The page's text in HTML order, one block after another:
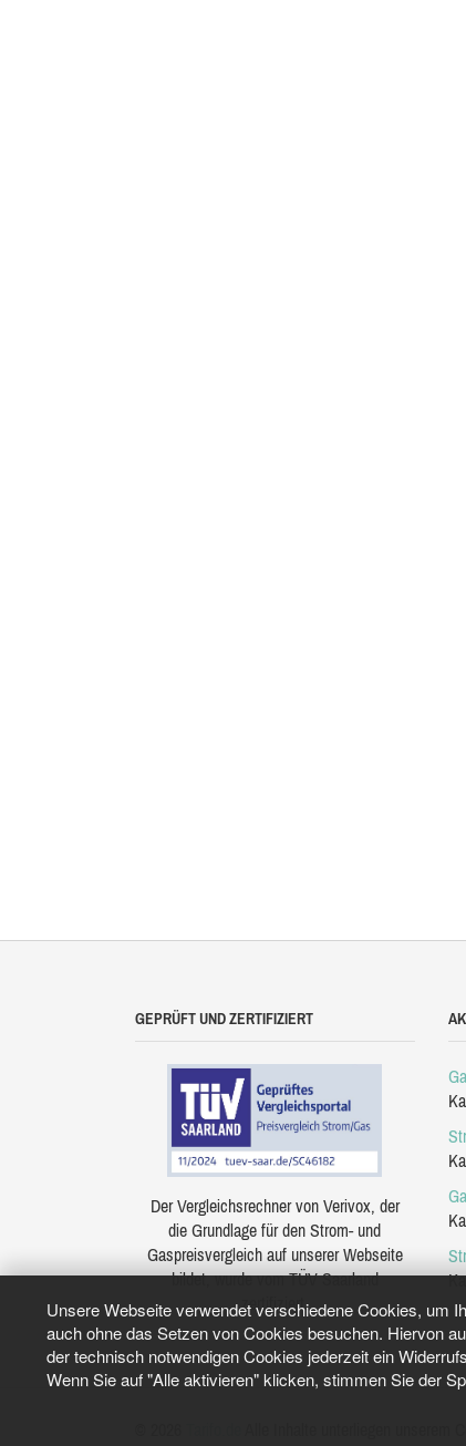
Unsere Webseite verwendet verschiedene Cookies, um
auch ohne das Setzen von Cookies besuchen. Hiervon
der technisch notwendigen Cookies jederzeit ein
Wenn Sie auf "Alle aktivieren" klicken, stimmen Sie der
GEPRÜFT UND ZERTIFIZIERT
Der Vergleichsrechner von Verivox, der
die Grundlage für den Strom- und
Gaspreisvergleich auf unserer Webseite
bildet, wurde vom TÜV Saarland
zertifiziert.